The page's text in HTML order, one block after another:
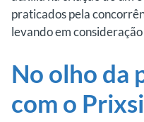
praticados pela
levando em
No olho da
com o